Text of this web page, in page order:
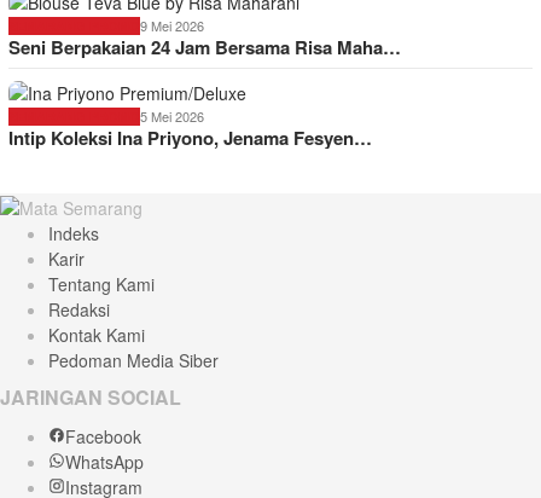
9 Mei 2026
Seni Berpakaian 24 Jam Bersama Risa Maha…
5 Mei 2026
Intip Koleksi Ina Priyono, Jenama Fesyen…
Indeks
Karir
Tentang Kami
Redaksi
Kontak Kami
Pedoman Media Siber
JARINGAN SOCIAL
Facebook
WhatsApp
Instagram